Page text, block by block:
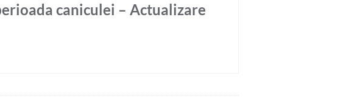
caniculei – Actualizare